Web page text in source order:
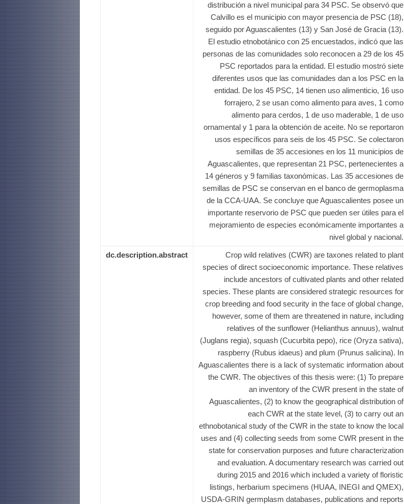
distribución a nivel municipal para 34 PSC. Se observó que
Calvillo es el municipio con mayor presencia de PSC (18),
seguido por Aguascalientes (13) y San José de Gracia (13).
El estudio etnobotánico con 25 encuestados, indicó que las
personas de las comunidades solo reconocen a 29 de los 45
PSC reportados para la entidad. El estudio mostró siete
diferentes usos que las comunidades dan a los PSC en la
entidad. De los 45 PSC, 14 tienen uso alimenticio, 16 uso
forrajero, 2 se usan como alimento para aves, 1 como
alimento para cerdos, 1 de uso maderable, 1 de uso
ornamental y 1 para la obtención de aceite. No se reportaron
usos específicos para seis de los 45 PSC. Se colectaron
semillas de 35 accesiones en los 11 municipios de
Aguascalientes, que representan 21 PSC, pertenecientes a
14 géneros y 9 familias taxonómicas. Las 35 accesiones de
semillas de PSC se conservan en el banco de germoplasma
de la CCA-UAA. Se concluye que Aguascalientes posee un
importante reservorio de PSC que pueden ser útiles para el
mejoramiento de especies económicamente importantes a
nivel global y nacional.
dc.description.abstract
Crop wild relatives (CWR) are taxones related to plant
species of direct socioeconomic importance. These relatives
include ancestors of cultivated plants and other related
species. These plants are considered strategic resources for
crop breeding and food security in the face of global change,
however, some of them are threatened in nature, including
relatives of the sunflower (Helianthus annuus), walnut
(Juglans regia), squash (Cucurbita pepo), rice (Oryza sativa),
raspberry (Rubus idaeus) and plum (Prunus salicina). In
Aguascalientes there is a lack of systematic information about
the CWR. The objectives of this thesis were: (1) To prepare
an inventory of the CWR present in the state of
Aguascalientes, (2) to know the geographical distribution of
each CWR at the state level, (3) to carry out an
ethnobotanical study of the CWR in the state to know the local
uses and (4) collecting seeds from some CWR present in the
state for conservation purposes and future characterization
and evaluation. A documentary research was carried out
during 2015 and 2016 which included a variety of floristic
listings, herbarium specimens (HUAA, INEGI and QMEX),
USDA-GRIN germplasm databases, publications and reports